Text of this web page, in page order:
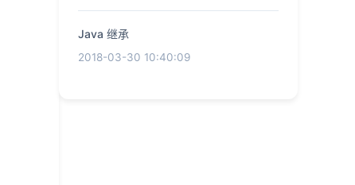
Java 继承
2018-03-30 10:40:09